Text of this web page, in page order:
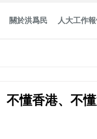
關於洪爲民 人大工作
懂香港、不